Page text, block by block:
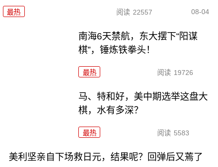
最热 阅读 22557 08-04
南海6天禁航，东大摆下“阳谋
棋”，锤炼铁拳头！
最热 阅读 19726
马、特和好，美中期选举这盘大
棋，水有多深？
最热 阅读 5583
美利坚亲自下场救日元，结果呢？回弹后又蔫了